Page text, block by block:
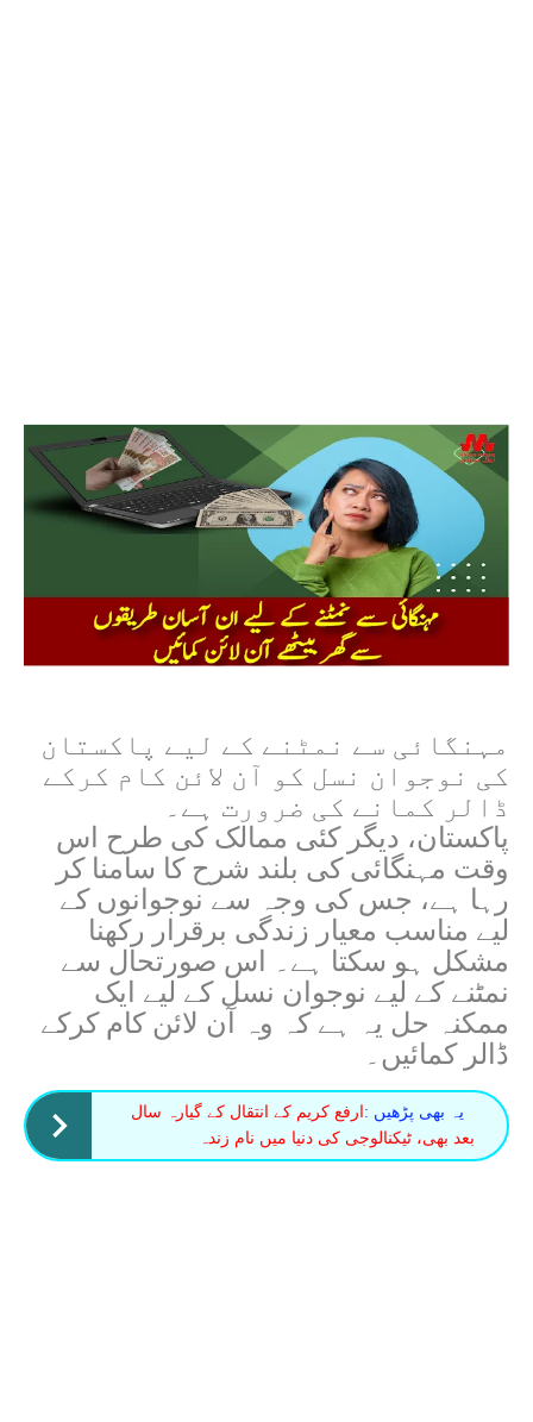
مہنگائی سے نمٹنے کے لیے پاکستان
کی نوجوان نسل کو آن لائن کام کرکے
ڈالر کمانے کی ضرورت ہے۔
پاکستان، دیگر کئی ممالک کی طرح اس
وقت مہنگائی کی بلند شرح کا سامنا کر
رہا ہے، جس کی وجہ سے نوجوانوں کے
لیے مناسب معیار زندگی برقرار رکھنا
مشکل ہو سکتا ہے۔ اس صورتحال سے
نمٹنے کے لیے نوجوان نسل کے لیے ایک
ممکنہ حل یہ ہے کہ وہ آن لائن کام کرکے
ڈالر کمائیں۔
یہ بھی پڑھیں : ارفع کریم کے انتقال کے گیارہ سال
بعد بھی، ٹیکنالوجی کی دنیا میں نام زندہ